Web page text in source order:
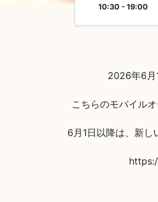
10:30 - 19:00
2026年6月
こちらのモバイル
6月1日以降は、新し